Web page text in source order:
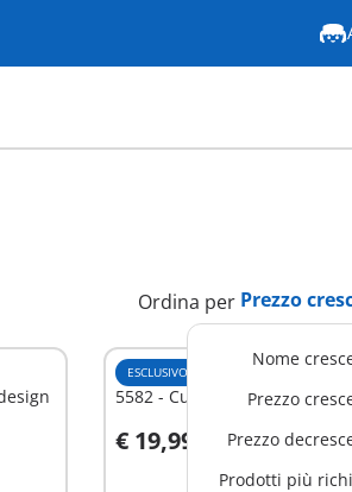
Ordina per
Nome
Prezzo
Prezzo
Prodotti più
ESCLUSIVO
5582 - Cucina con isola
€ 19,99
Aggiungi al carrello